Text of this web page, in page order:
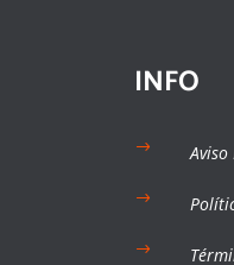
INFO
$ Aviso
$
$